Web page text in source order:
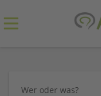
Wer oder was?